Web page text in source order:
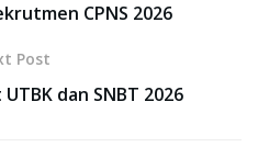
CPNS 2026
Post
dan SNBT 2026